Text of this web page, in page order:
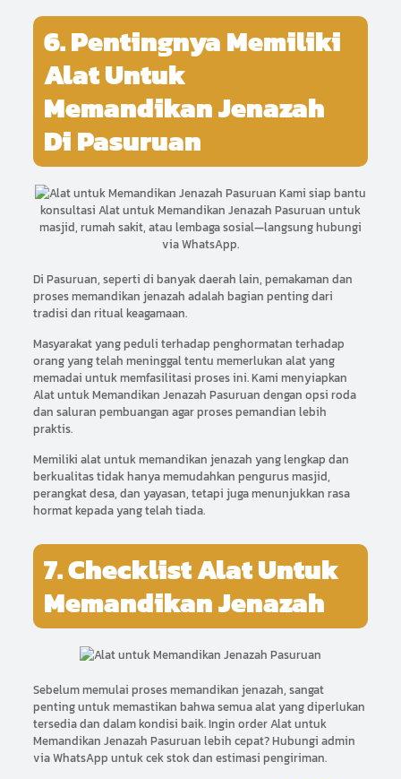
6. Pentingnya Memiliki
Alat Untuk
Memandikan Jenazah
Di Pasuruan
Kami siap bantu
konsultasi Alat untuk Memandikan Jenazah Pasuruan untuk
masjid, rumah sakit, atau lembaga sosial—langsung hubungi
via WhatsApp.
Di Pasuruan, seperti di banyak daerah lain, pemakaman dan
proses memandikan jenazah adalah bagian penting dari
tradisi dan ritual keagamaan.
Masyarakat yang peduli terhadap penghormatan terhadap
orang yang telah meninggal tentu memerlukan alat yang
memadai untuk memfasilitasi proses ini. Kami menyiapkan
Alat untuk Memandikan Jenazah Pasuruan dengan opsi roda
dan saluran pembuangan agar proses pemandian lebih
praktis.
Memiliki alat untuk memandikan jenazah yang lengkap dan
berkualitas tidak hanya memudahkan pengurus masjid,
perangkat desa, dan yayasan, tetapi juga menunjukkan rasa
hormat kepada yang telah tiada.
7. Checklist Alat Untuk
Memandikan Jenazah
Sebelum memulai proses memandikan jenazah, sangat
penting untuk memastikan bahwa semua alat yang diperlukan
tersedia dan dalam kondisi baik. Ingin order Alat untuk
Memandikan Jenazah Pasuruan lebih cepat? Hubungi admin
via WhatsApp untuk cek stok dan estimasi pengiriman.